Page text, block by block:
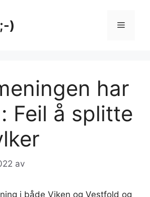
) Meny
har
Feil å splitte
av
i både Viken og Vestfold og